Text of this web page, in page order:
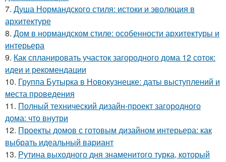
7. Душа Нормандского стиля: истоки и эволюция в
архитектуре
8. Дом в нормандском стиле: особенности архитектуры и
интерьера
9. Как спланировать участок загородного дома 12 соток:
идеи и рекомендации
10. Группа Бутырка в Новокузнецке: даты выступлений и
места проведения
11. Полный технический дизайн-проект загородного
дома: что внутри
12. Проекты домов с готовым дизайном интерьера: как
выбрать идеальный вариант
13. Рутина выходного дня знаменитого турка, который